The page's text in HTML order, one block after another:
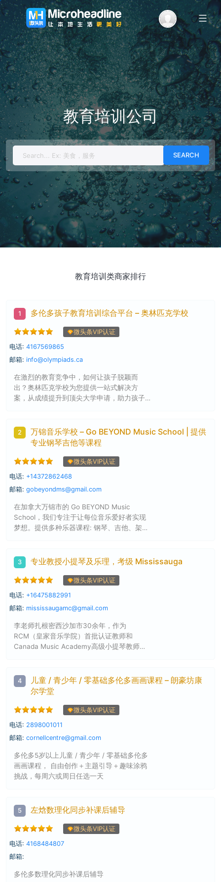
Menu
教育培训公司
Search
for:
教育培训类商家排行
1 多伦多孩子教育培训综合平台 – 奥林匹克学校
微头条VIP认证
电话: 4167569865
邮箱: info@olympiads.ca
在激烈的教育竞争中，如何让孩子脱颖而
出？奥林匹克学校为您提供一站式解决方
案，从成绩提升到顶尖大学申请，助力孩子
2
万锦音乐学校 – Go BEYOND Music School | 提供
专业钢琴吉他等课程
微头条VIP认证
电话: +14372862468
邮箱: gobeyondms@gmail.com
在加拿大万锦市的 Go BEYOND Music
School，我们专注于让每位音乐爱好者实现
梦想。提供多种乐器课程: 钢琴、吉他、架子
先进的乐器设备 、 一对一辅导以及免费试课
机会！无论您是初学者还是有经验的音乐
人，我们都能帮助您实现音乐梦想。
3 专业教授小提琴及乐理，考级 Mississauga
微头条VIP认证
电话: +16475882991
邮箱: mississaugamc@gmail.com
李老师扎根密西沙加市30余年，作为
RCM（皇家音乐学院）首批认证教师和
Canada Music Academy高级小提琴教师，
4
儿童 / 青少年 / 零基础多伦多画画课程 – 朗豪坊康
尔学堂
微头条VIP认证
电话: 2898001011
邮箱: cornellcentre@gmail.com
多伦多5岁以上儿童 / 青少年 / 零基础多伦多
画画课程， 自由创作＋主题引导＋趣味涂鸦
挑战，每周六或周日任选一天
5 左焓数理化同步补课后辅导
微头条VIP认证
电话: 4168484807
邮箱:
多伦多数理化同步补课后辅导